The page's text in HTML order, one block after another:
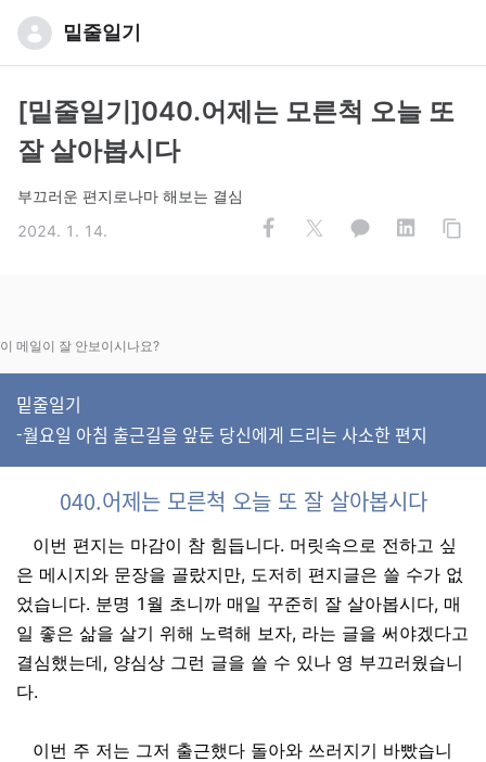
밑줄일기
[밑줄일기]040.어제는 모른척 오늘 또
잘 살아봅시다
부끄러운 편지로나마 해보는 결심
2024. 1. 14.
이 메일이 잘 안보이시나요?
밑줄일기
-월요일 아침 출근길을 앞둔 당신에게 드리는 사소한 편지
040.어제는 모른척 오늘 또 잘 살아봅시다
이번 편지는 마감이 참 힘듭니다. 머릿속으로 전하고 싶
은 메시지와 문장을 골랐지만, 도저히 편지글은 쓸 수가 없
었습니다. 분명 1월 초니까 매일 꾸준히 잘 살아봅시다, 매
일 좋은 삶을 살기 위해 노력해 보자, 라는 글을 써야겠다고
결심했는데, 양심상 그런 글을 쓸 수 있나 영 부끄러웠습니
다.
이번 주 저는 그저 출근했다 돌아와 쓰러지기 바빴습니